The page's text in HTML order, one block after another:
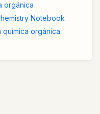
orgánica
Notebook
orgánica